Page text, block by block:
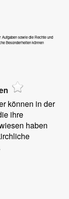
sowie die Rechte und
Besonderheiten können
können in der
ihre
haben